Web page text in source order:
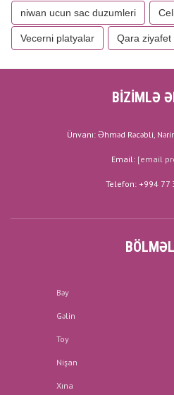
niwan ucun sac duzumleri
Vecerni platyalar Qara ziyafet
BİZİMLƏ
Ünvanı: Əhməd Rəcəbli,
Email: [email
Telefon: +994 77
Bəy
Gəlin
Toy
Nişan
Xına